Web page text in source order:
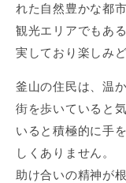
れた自然豊かな都
観光エリアでもあ
実しており楽しみ
釜山の住民は、温
街を歩いていると
いると積極的に手
しくありません。
助け合いの精神が